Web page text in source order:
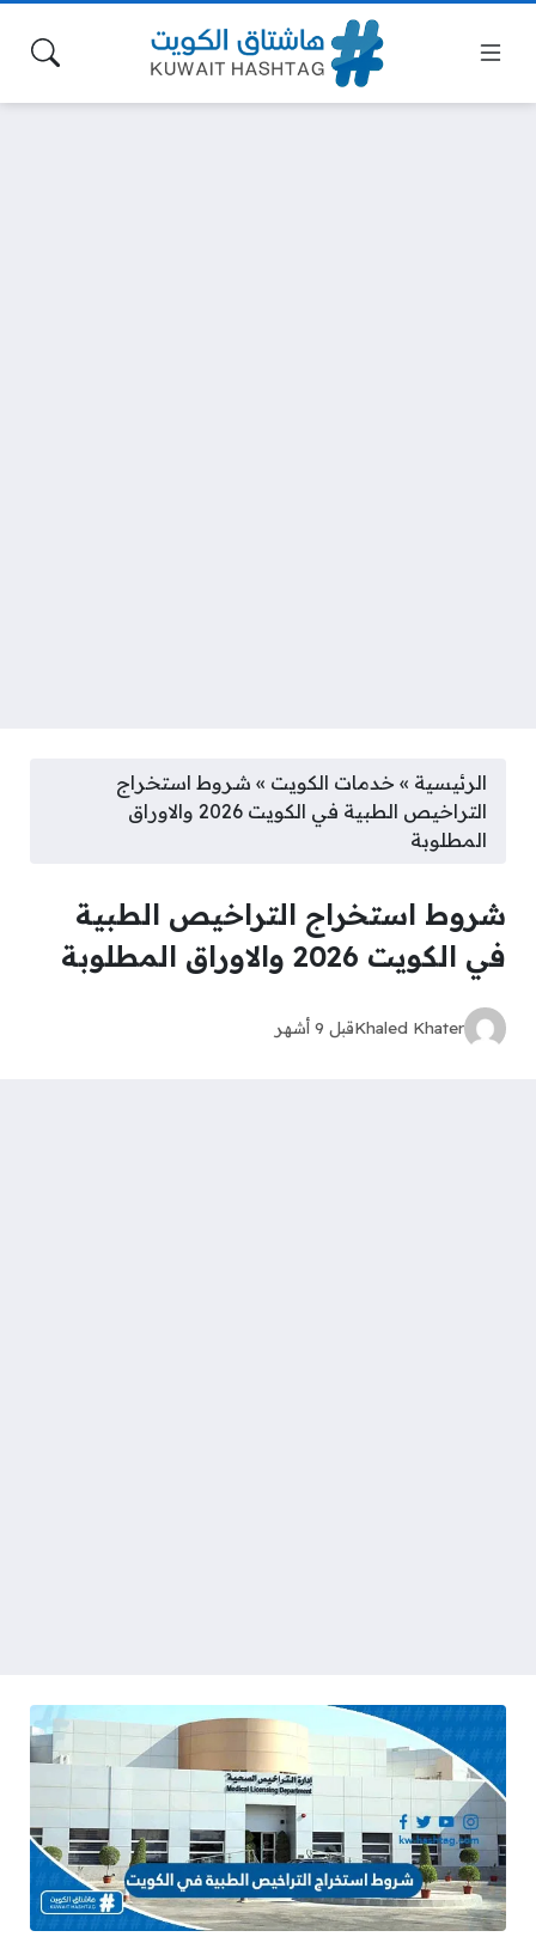
الرئيسية » خدمات الكويت » شروط استخراج
التراخيص الطبية في الكويت 2026 والاوراق
المطلوبة
شروط استخراج التراخيص الطبية
في الكويت 2026 والاوراق المطلوبة
Khaled Khaterقبل 9 أشهر